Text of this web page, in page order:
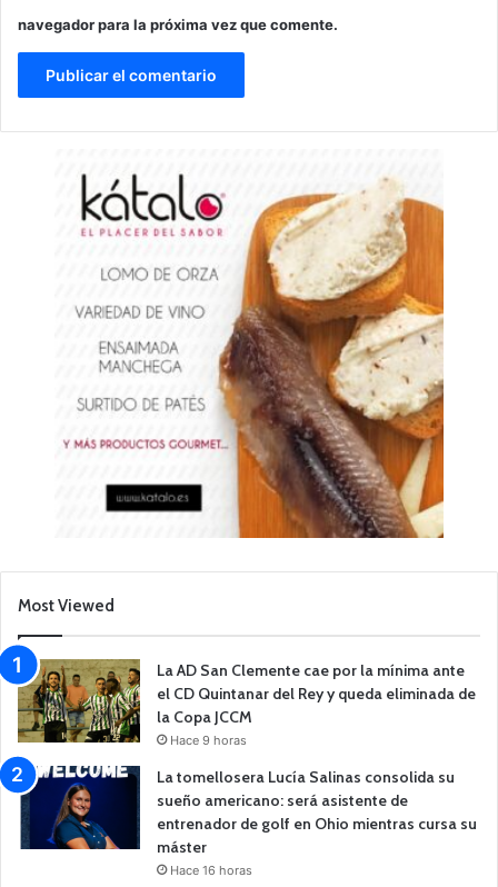
navegador para la próxima vez que comente.
Most Viewed
La AD San Clemente cae por la mínima ante
el CD Quintanar del Rey y queda eliminada de
la Copa JCCM
Hace 9 horas
La tomellosera Lucía Salinas consolida su
sueño americano: será asistente de
entrenador de golf en Ohio mientras cursa su
máster
Hace 16 horas